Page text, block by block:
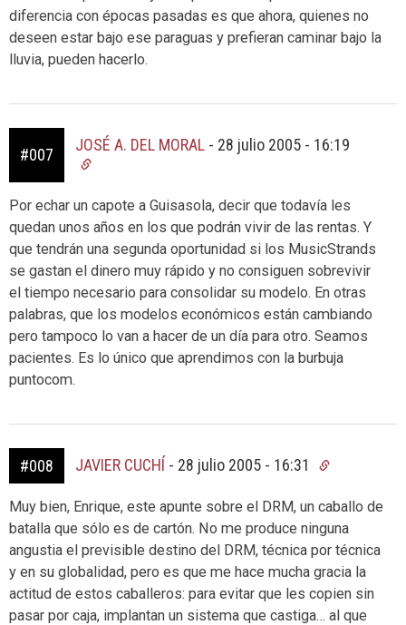
diferencia con épocas pasadas es que ahora, quienes no
deseen estar bajo ese paraguas y prefieran caminar bajo la
lluvia, pueden hacerlo.
#007
JOSÉ A. DEL MORAL - 28 julio 2005 - 16:19
Por echar un capote a Guisasola, decir que todavía les
quedan unos años en los que podrán vivir de las rentas. Y
que tendrán una segunda oportunidad si los MusicStrands
se gastan el dinero muy rápido y no consiguen sobrevivir
el tiempo necesario para consolidar su modelo. En otras
palabras, que los modelos económicos están cambiando
pero tampoco lo van a hacer de un día para otro. Seamos
pacientes. Es lo único que aprendimos con la burbuja
puntocom.
#008 JAVIER CUCHÍ - 28 julio 2005 - 16:31
Muy bien, Enrique, este apunte sobre el DRM, un caballo de
batalla que sólo es de cartón. No me produce ninguna
angustia el previsible destino del DRM, técnica por técnica
y en su globalidad, pero es que me hace mucha gracia la
actitud de estos caballeros: para evitar que les copien sin
pasar por caja, implantan un sistema que castiga… al que